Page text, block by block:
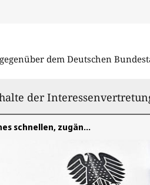
dem Deutschen
der
Änderung von Namen und Personenstand (Selbstbestimmungsgesetz)